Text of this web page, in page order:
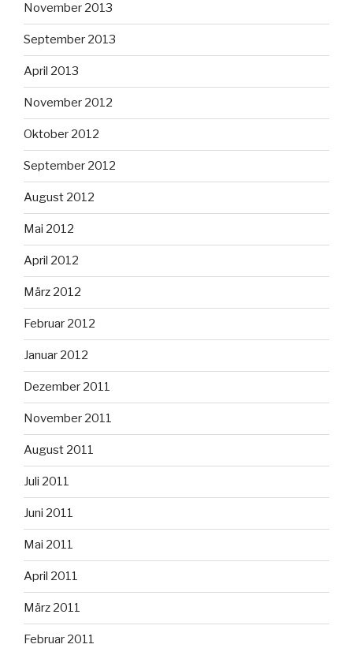
November 2013
September 2013
April 2013
November 2012
Oktober 2012
September 2012
August 2012
Mai 2012
April 2012
März 2012
Februar 2012
Januar 2012
Dezember 2011
November 2011
August 2011
Juli 2011
Juni 2011
Mai 2011
April 2011
März 2011
Februar 2011